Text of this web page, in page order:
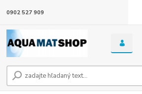
0902 527 909